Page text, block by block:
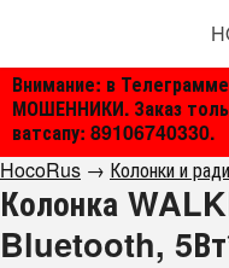
Внимание: в
МОШЕННИКИ. Заказ
ватсапу: 89106740330.
HocoRus → Колонки и
Колонка
Bluetooth,